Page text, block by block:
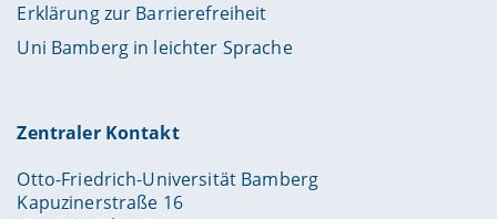
Erklärung zur Barrierefreiheit
Uni Bamberg in leichter Sprache
Zentraler Kontakt
Otto-Friedrich-Universität Bamberg
Kapuzinerstraße 16